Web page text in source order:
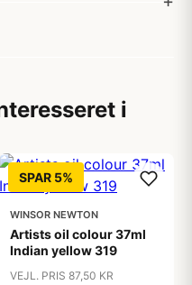
i
SPAR 5%
WINSOR NEWTON
Artists oil colour 37ml
Indian yellow 319
VEJL. PRIS 87,50 KR